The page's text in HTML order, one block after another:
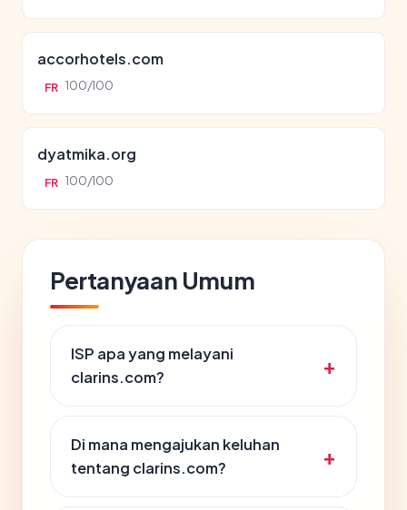
accorhotels.com
FR 100/100
dyatmika.org
FR 100/100
Pertanyaan Umum
ISP apa yang melayani
clarins.com?
Di mana mengajukan keluhan
tentang clarins.com?